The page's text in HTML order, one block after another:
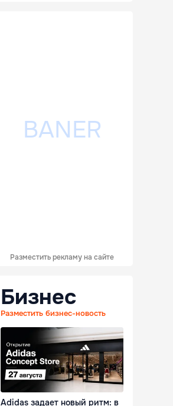
Разместить рекламу на сайте
Бизнес
Разместить бизнес-новость
Adidas задает новый ритм: в